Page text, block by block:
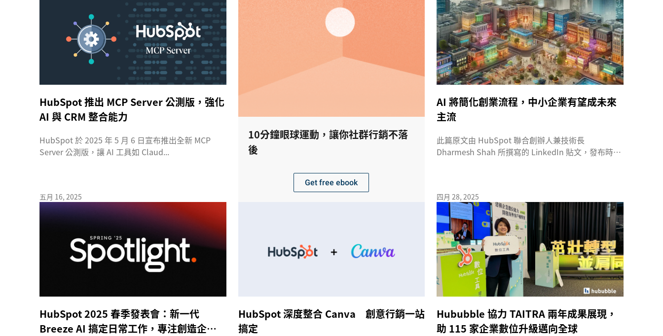
HubSpot 推出 MCP Server 公測版，強化
AI 與 CRM 整合能力
HubSpot 於 2025 年 5 月 6 日宣布推出全新 MCP
Server 公測版，讓 AI 工具如 Claud...
五月 16, 2025
10分鐘眼球運動，讓你社群行銷不落
後
Get free ebook
AI 將簡化創業流程，中小企業有望成未來
主流
此篇原文由 HubSpot 聯合創辦人兼技術長
Dharmesh Shah 所撰寫的 LinkedIn 貼文，發布時間
四月 28, 2025
HubSpot 2025 春季發表會：新一代
Breeze AI 搞定日常工作，專注創造企業
HubSpot 深度整合 Canva 創意行銷一站
搞定
Hububble 協力 TAITRA 兩年成果展現，
助 115 家企業數位升級邁向全球